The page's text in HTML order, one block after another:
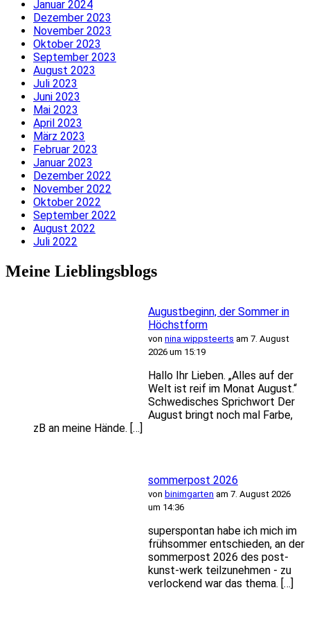
Januar 2024
Dezember 2023
November 2023
Oktober 2023
September 2023
August 2023
Juli 2023
Juni 2023
Mai 2023
April 2023
März 2023
Februar 2023
Januar 2023
Dezember 2022
November 2022
Oktober 2022
September 2022
August 2022
Juli 2022
Meine Lieblingsblogs
Augustbeginn, der Sommer in
Höchstform
von nina wippsteerts am 7. August
2026 um 15:19
Hallo Ihr Lieben. „Alles auf der
Welt ist reif im Monat August.“
Schwedisches Sprichwort Der
August bringt noch mal Farbe,
zB an meine Hände. […]
sommerpost 2026
von binimgarten am 7. August 2026
um 14:36
superspontan habe ich mich im
frühsommer entschieden, an der
sommerpost 2026 des post-
kunst-werk teilzunehmen - zu
verlockend war das thema. […]